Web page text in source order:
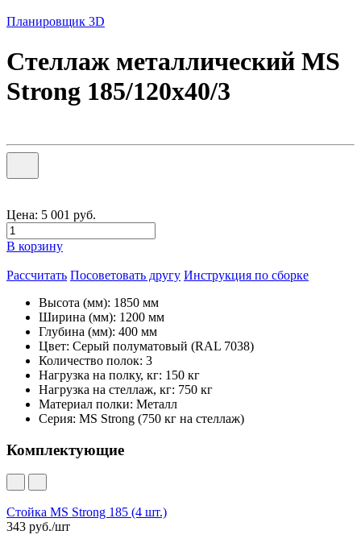
Планировщик 3D
Стеллаж металлический MS
Strong 185/120x40/3
Цена: 5 001 руб.
В корзину
Рассчитать Посоветовать другу Инструкция по сборке
Высота (мм): 1850 мм
Ширина (мм): 1200 мм
Глубина (мм): 400 мм
Цвет: Серый полуматовый (RAL 7038)
Количество полок: 3
Нагрузка на полку, кг: 150 кг
Нагрузка на стеллаж, кг: 750 кг
Материал полки: Металл
Серия: MS Strong (750 кг на стеллаж)
Комплектующие
Стойка MS Strong 185 (4 шт.)
343 руб./шт